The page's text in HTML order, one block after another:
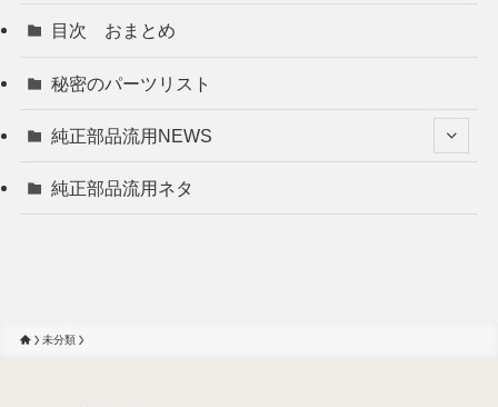
目次 おまとめ
秘密のパーツリスト
純正部品流用NEWS
純正部品流用ネタ
未分類